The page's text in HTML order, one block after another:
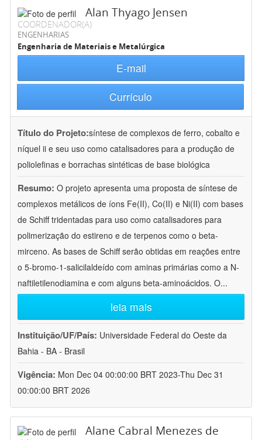
Alan Thyago Jensen
COORDENADOR(A)
ENGENHARIAS
Engenharia de Materiais e Metalúrgica
E-mail
Currículo
Título do Projeto:síntese de complexos de ferro, cobalto e
níquel ii e seu uso como catalisadores para a produção de
poliolefinas e borrachas sintéticas de base biológica
Resumo: O projeto apresenta uma proposta de síntese de
complexos metálicos de íons Fe(II), Co(II) e Ni(II) com bases
de Schiff tridentadas para uso como catalisadores para
polimerização do estireno e de terpenos como o beta-
mirceno. As bases de Schiff serão obtidas em reações entre
o 5-bromo-1-salicilaldeído com aminas primárias como a N-
naftiletilenodiamina e com alguns beta-aminoácidos. O...
leia mais
Instituição/UF/País: Universidade Federal do Oeste da
Bahia - BA - Brasil
Vigência: Mon Dec 04 00:00:00 BRT 2023-Thu Dec 31
00:00:00 BRT 2026
Alane Cabral Menezes de